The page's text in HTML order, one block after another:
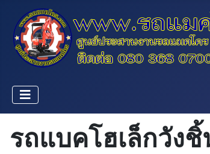
รถแบคโฮเล็กวัง